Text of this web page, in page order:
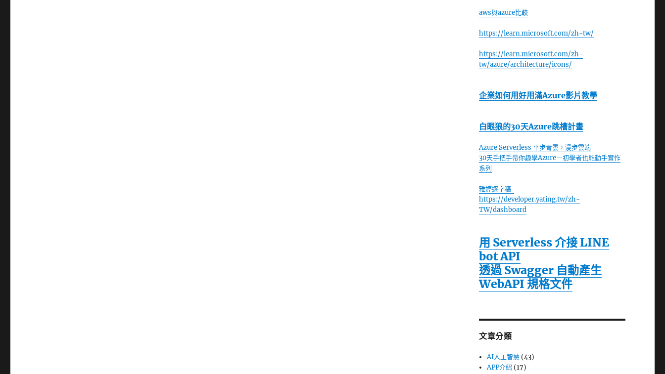
aws與azure比較
https://learn.microsoft.com/zh-tw/
https://learn.microsoft.com/zh-
tw/azure/architecture/icons/
企業如何用好用滿Azure影片教學
白眼狼的30天Azure跳槽計畫
Azure Serverless 平步青雲，漫步雲端
30天手把手帶你趣學Azure－初學者也能動手實作
系列
雅婷逐字稿
https://developer.yating.tw/zh-
TW/dashboard
用 Serverless 介接 LINE
bot API
透過 Swagger 自動產生
WebAPI 規格文件
文章分類
AI人工智慧 (43)
APP介紹 (17)